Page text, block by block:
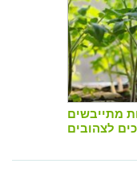
מתייבשים